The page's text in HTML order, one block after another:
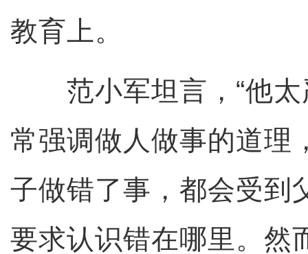
教育上。
范小军坦言，“他太
常强调做人做事的道理
子做错了事，都会受到
要求认识错在哪里。然